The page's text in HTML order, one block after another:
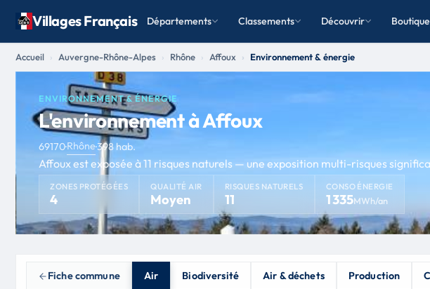
Villages Français Départements Classements Découvrir Boutique
Accueil Auvergne-Rhône-Alpes Rhône Affoux Environnement & énergie
ENVIRONNEMENT & ÉNERGIE
L'environnement à Affoux
69170·Rhône·398 hab.
Affoux est exposée à 11 risques naturels — une exposition multi-risques
ZONES PROTÉGÉES
4
QUALITÉ AIR
Moyen
RISQUES NATURELS
11
CONSO ÉNERGIE
1 335MWh/an
Fiche commune Air Biodiversité Air & déchets Production